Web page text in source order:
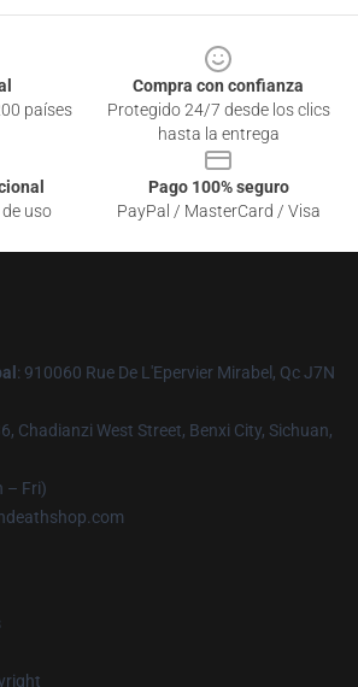
países
Compra con confianza
Protegido 24/7 desde los clics
hasta la entrega
uso
Pago 100% seguro
PayPal / MasterCard / Visa
: 910060 Rue De L'Epervier Mirabel, Qc J7N
Chadianzi West Street, Benxi City, Sichuan,
– Fri)